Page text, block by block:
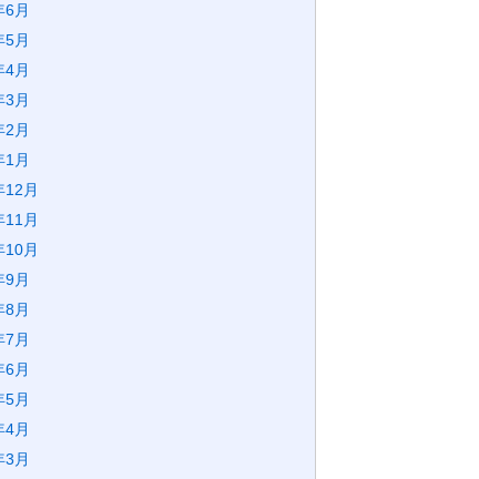
6月
5月
4月
3月
2月
1月
12月
11月
10月
9月
8月
7月
6月
5月
4月
3月